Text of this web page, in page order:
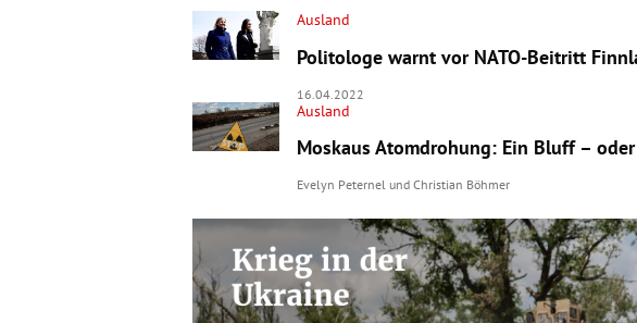
Ausland
Politologe warnt vor NATO-Beitritt
16.04.2022
Ausland
Moskaus Atomdrohung: Ein Bluff –
Evelyn Peternelund Christian Böhmer